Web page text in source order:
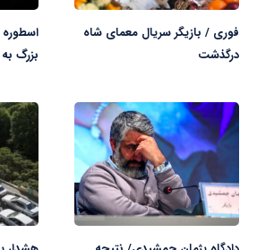
فوری / بازیگر سریال معمای شاه
درگذشت
بزرگ